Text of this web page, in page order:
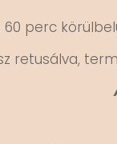
60 perc
retusálva,